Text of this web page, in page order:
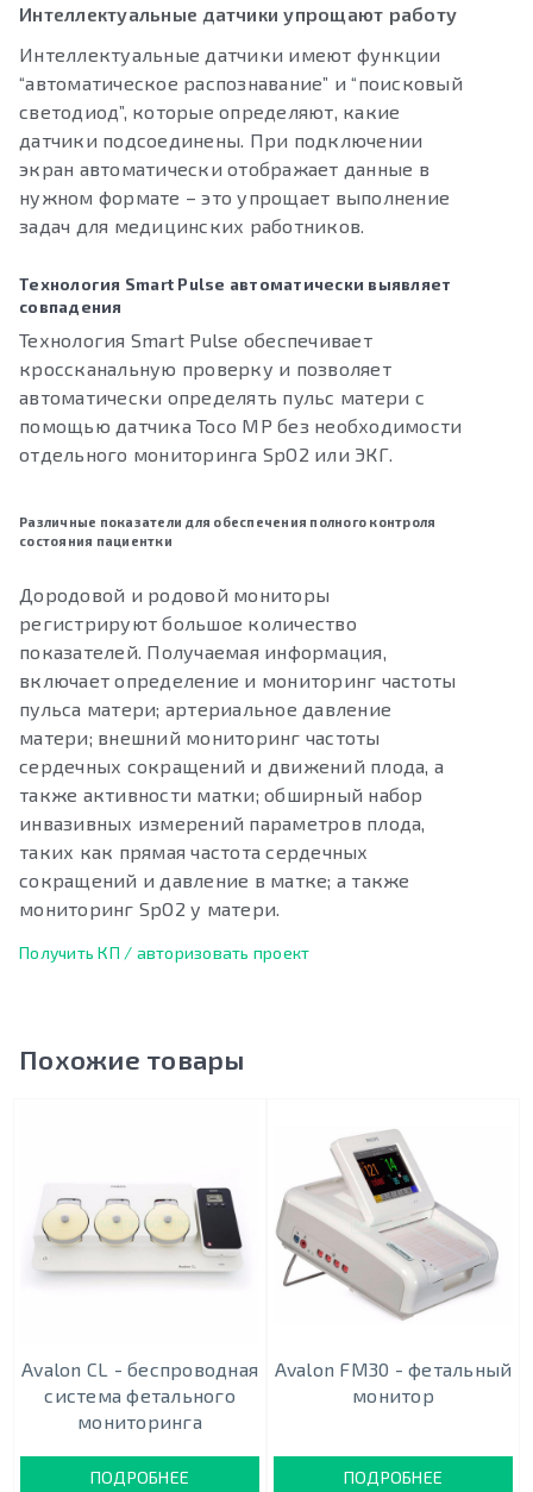
Интеллектуальные датчики упрощают работу
Интеллектуальные датчики имеют функции
“автоматическое распознавание” и “поисковый
светодиод”, которые определяют, какие
датчики подсоединены. При подключении
экран автоматически отображает данные в
нужном формате – это упрощает выполнение
задач для медицинских работников.
Технология Smart Pulse автоматически выявляет
совпадения
Технология Smart Pulse обеспечивает
кроссканальную проверку и позволяет
автоматически определять пульс матери с
помощью датчика Toco MP без необходимости
отдельного мониторинга SpO2 или ЭКГ.
Различные показатели для обеспечения полного контроля
состояния пациентки
Дородовой и родовой мониторы
регистрируют большое количество
показателей. Получаемая информация,
включает определение и мониторинг частоты
пульса матери; артериальное давление
матери; внешний мониторинг частоты
сердечных сокращений и движений плода, а
также активности матки; обширный набор
инвазивных измерений параметров плода,
таких как прямая частота сердечных
сокращений и давление в матке; а также
мониторинг SpO2 у матери.
Получить КП / авторизовать проект
Похожие товары
Avalon CL - беспроводная
система фетального
мониторинга
ПОДРОБНЕЕ
Avalon FM30 - фетальный
монитор
ПОДРОБНЕЕ